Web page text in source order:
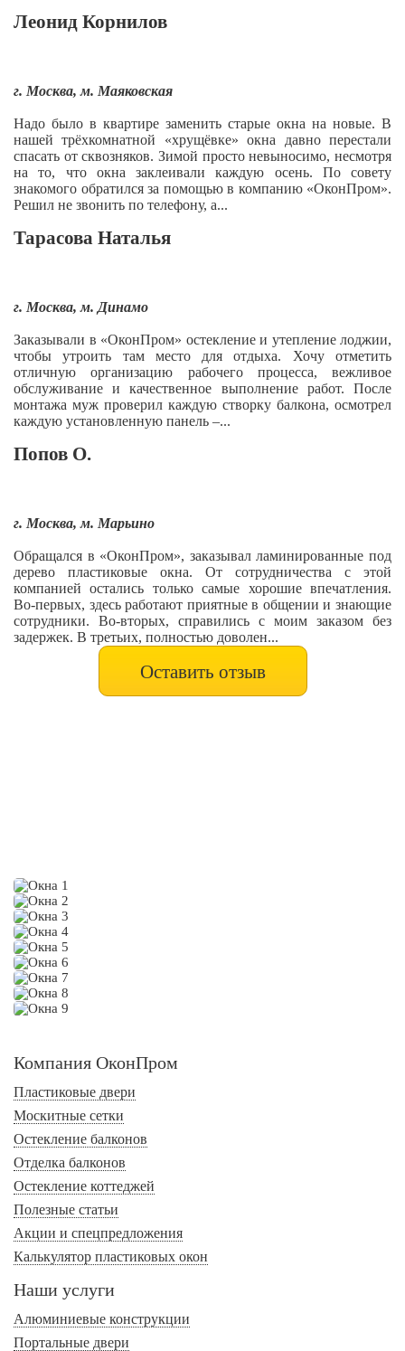
Леонид Корнилов
г. Москва, м. Маяковская
Надо было в квартире заменить старые окна на новые. В
нашей трёхкомнатной «хрущёвке» окна давно перестали
спасать от сквозняков. Зимой просто невыносимо, несмотря
на то, что окна заклеивали каждую осень. По совету
знакомого обратился за помощью в компанию «ОконПром».
Решил не звонить по телефону, а...
Тарасова Наталья
г. Москва, м. Динамо
Заказывали в «ОконПром» остекление и утепление лоджии,
чтобы утроить там место для отдыха. Хочу отметить
отличную организацию рабочего процесса, вежливое
обслуживание и качественное выполнение работ. После
монтажа муж проверил каждую створку балкона, осмотрел
каждую установленную панель –...
Попов О.
г. Москва, м. Марьино
Обращался в «ОконПром», заказывал ламинированные под
дерево пластиковые окна. От сотрудничества с этой
компанией остались только самые хорошие впечатления.
Во-первых, здесь работают приятные в общении и знающие
сотрудники. Во-вторых, справились с моим заказом без
задержек. В третьих, полностью доволен...
Оставить отзыв
Компания ОконПром
Пластиковые двери
Москитные сетки
Остекление балконов
Отделка балконов
Остекление коттеджей
Полезные статьи
Акции и спецпредложения
Калькулятор пластиковых окон
Наши услуги
Алюминиевые конструкции
Портальные двери